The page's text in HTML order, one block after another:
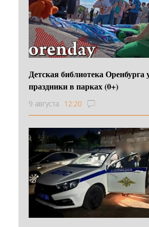
Детская библиотека Оренбурга
праздники в парках (0+)
9 августа 12:20